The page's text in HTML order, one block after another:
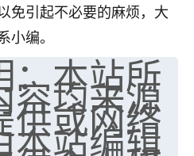
免引起不必要的麻烦，大
小编。
：本站所
容均来源
供或网络
本站编辑
些很感兴趣
15